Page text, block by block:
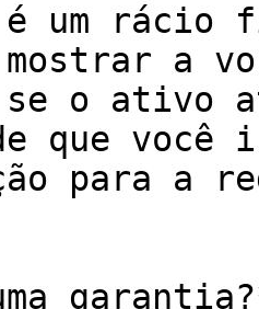
é um rácio
a
o ativo
que você
para a